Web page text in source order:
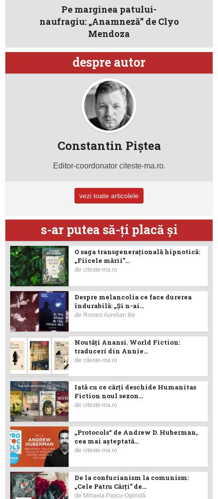
Pe marginea patului-
naufragiu: „Anamneză” de Clyo
Mendoza
despre autor
Constantin Piştea
Editor-coordonator citeste-ma.ro.
vezi toate articolele
s-ar putea să-ţi placă şi
O saga transgenerațională hipnotică:
„Fiicele mării”...
deciteste-ma.ro
Despre melancolia ce face durerea
îndurabilă: „Și n-ai...
de Romeo Aurelian Ilie
Noutăţi Anansi. World Fiction:
traduceri din Annie...
deciteste-ma.ro
Iată cu ce cărţi deschide Humanitas
Fiction noul sezon...
deciteste-ma.ro
„Protocols“ de Andrew D. Huberman,
cea mai așteptată...
deciteste-ma.ro
De la confucianism la comunism:
„Cele Patru Cărți” de...
de Mihaela Pascu-Oglindă